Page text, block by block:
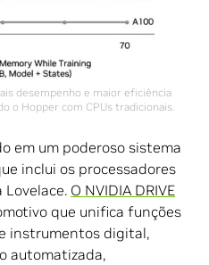
desempenho e maior eficiência
o Hopper com CPUs tradicionais.
em um poderoso sistema
inclui os processadores
Lovelace. O NVIDIA DRIVE
que unifica funções
instrumentos digital,
automatizada,